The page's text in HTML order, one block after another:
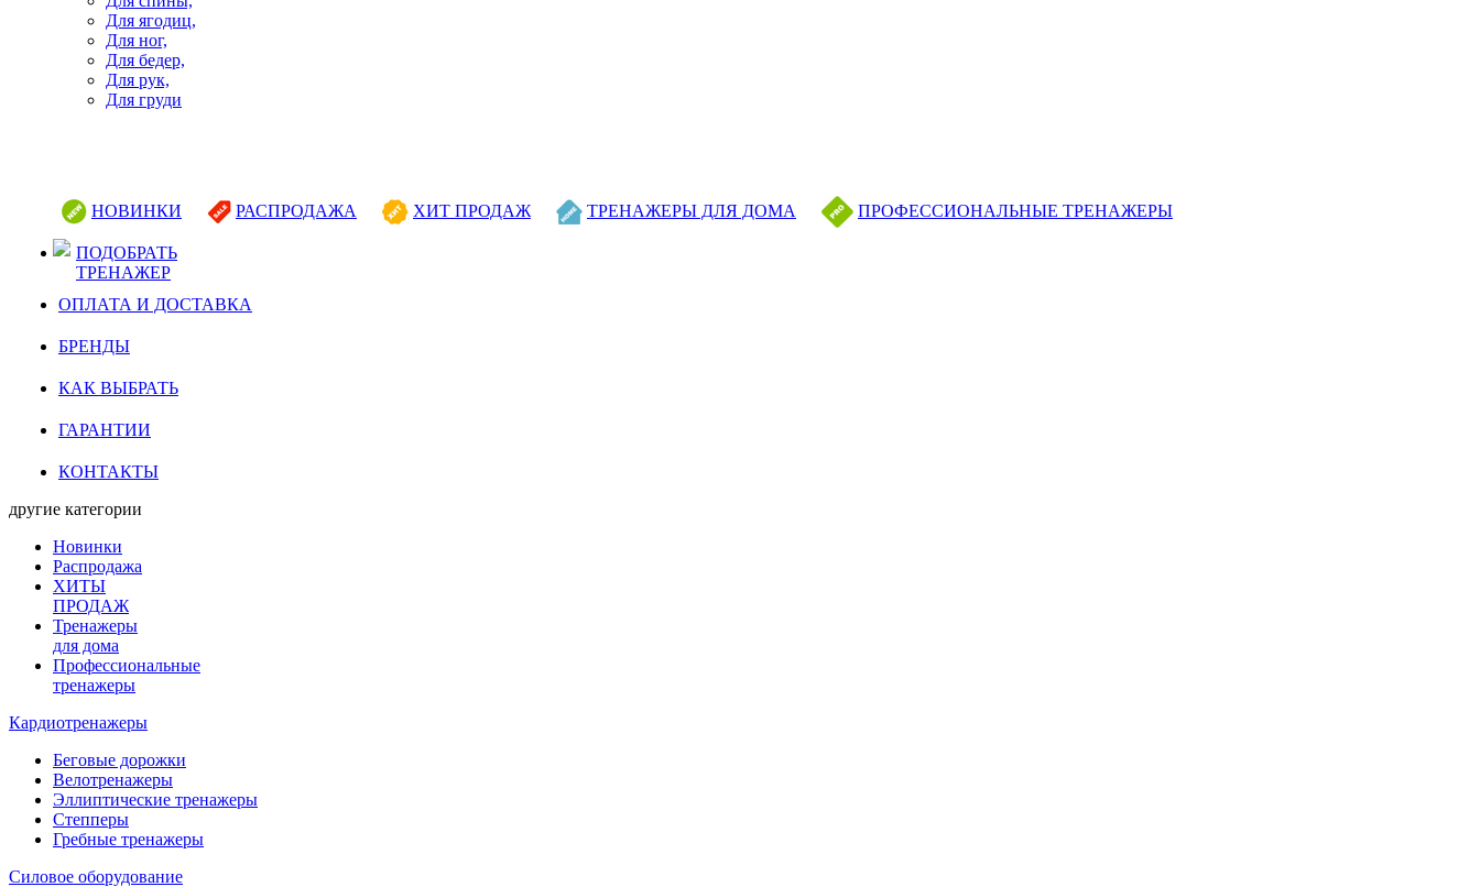
Для ягодиц,
Для ног,
Для бедер,
Для рук,
Для груди
НОВИНКИ РАСПРОДАЖА ХИТ ПРОДАЖ ТРЕНАЖЕРЫ ДЛЯ ДОМА ПРОФЕССИОНАЛЬНЫЕ ТРЕНАЖЕРЫ
ПОДОБРАТЬ
ТРЕНАЖЕР
ОПЛАТА И ДОСТАВКА
БРЕНДЫ
КАК ВЫБРАТЬ
ГАРАНТИИ
КОНТАКТЫ
другие категории
Новинки
Распродажа
ХИТЫ
ПРОДАЖ
Тренажеры
для дома
Профессиональные
тренажеры
Кардиотренажеры
Беговые дорожки
Велотренажеры
Эллиптические тренажеры
Степперы
Гребные тренажеры
Силовое оборудование